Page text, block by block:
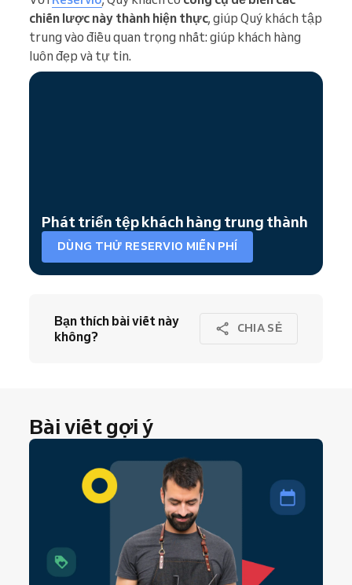
chiến lược này thành hiện thực, giúp Quý khách tập
trung vào điều quan trọng nhất: giúp khách hàng
luôn đẹp và tự tin.
Phát triển tệp khách hàng trung thành
DÙNG THỬ RESERVIO MIỄN PHÍ
Bạn thích bài viết này
không?
CHIA SẺ
Bài viết gợi ý